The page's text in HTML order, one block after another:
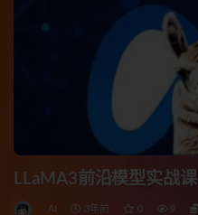
LLaMA3前沿模型实战课
AI 3年前 0 9